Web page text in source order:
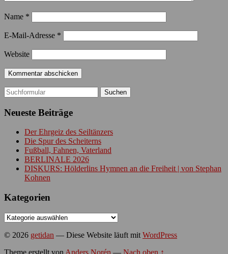
Name *
E-Mail-Adresse *
Website
Suchen
nach:
Neueste Beiträge
Der Ehrgeiz des Seiltänzers
Die Spur des Scheiterns
Fußball, Fahnen, Vaterland
BERLINALE 2026
DISKURS: Hölderlins Hymnen an die Freiheit | von Stephan
Kohnen
Kategorien
Kategorien
© 2026 getidan — Diese Website läuft mit WordPress
Theme erstellt von Anders Norén — Nach oben ↑